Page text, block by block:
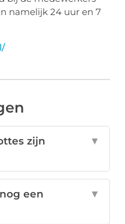
namelijk 24 uur en 7
zijn
▼
een
▼